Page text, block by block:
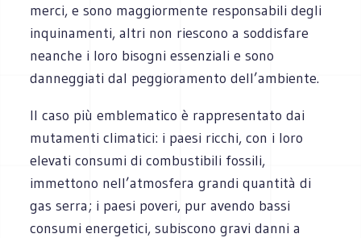
merci, e sono maggiormente responsabili degli
inquinamenti, altri non riescono a soddisfare
neanche i loro bisogni essenziali e sono
danneggiati dal peggioramento dell’ambiente.
Il caso più emblematico è rappresentato dai
mutamenti climatici: i paesi ricchi, con i loro
elevati consumi di combustibili fossili,
immettono nell’atmosfera grandi quantità di
gas serra; i paesi poveri, pur avendo bassi
consumi energetici, subiscono gravi danni a